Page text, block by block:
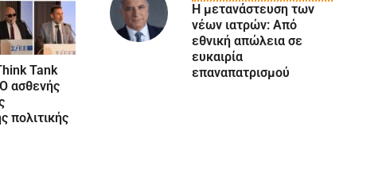
Tank
ασθενής
πολιτικής
Η μετανάστευση των
νέων ιατρών: Aπό
εθνική απώλεια σε
ευκαιρία
επαναπατρισμού